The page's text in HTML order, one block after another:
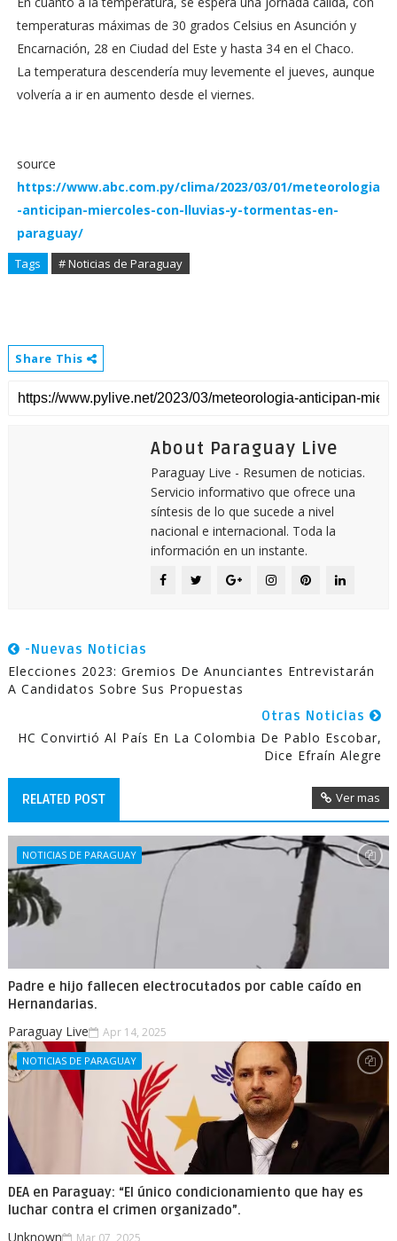
temperaturas máximas de 30 grados Celsius en Asunción y
Encarnación, 28 en Ciudad del Este y hasta 34 en el Chaco.
La temperatura descendería muy levemente el jueves, aunque
volvería a ir en aumento desde el viernes.
source
https://www.abc.com.py/clima/2023/03/01/meteorologia
-anticipan-miercoles-con-lluvias-y-tormentas-en-
paraguay/
Tags # Noticias de Paraguay
Share This
About Paraguay Live
Paraguay Live - Resumen de noticias.
Servicio informativo que ofrece una
síntesis de lo que sucede a nivel
nacional e internacional. Toda la
información en un instante.
-Nuevas Noticias
Elecciones 2023: Gremios De Anunciantes Entrevistarán
A Candidatos Sobre Sus Propuestas
Otras Noticias
HC Convirtió Al País En La Colombia De Pablo Escobar,
Dice Efraín Alegre
RELATED POST Ver mas
NOTICIAS DE PARAGUAY
Padre e hijo fallecen electrocutados por cable caído en
Hernandarias.
Paraguay Live Apr 14, 2025
NOTICIAS DE PARAGUAY
DEA en Paraguay: “El único condicionamiento que hay es
luchar contra el crimen organizado”.
Unknown Mar 07, 2025